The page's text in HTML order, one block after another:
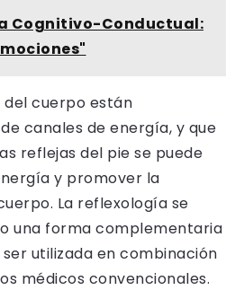
Cognitivo-Conductual:
cuerpo están
canales de energía, y que
reflejas del pie se puede
y promover la
La reflexología se
una forma complementaria
utilizada en combinación
médicos convencionales.